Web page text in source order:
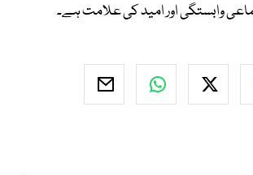
وابستگی اور امید کی علامت ہے۔